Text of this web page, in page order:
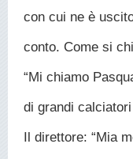
con cui ne è
conto. Come si
“Mi chiamo
di grandi
Il direttore: “Mia